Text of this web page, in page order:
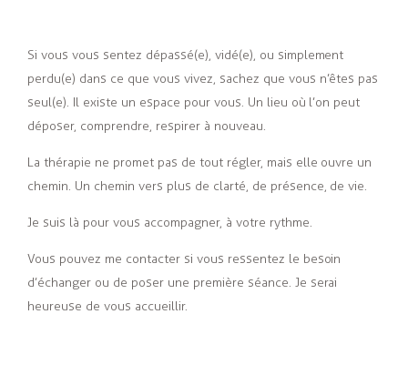
Si vous vous sentez dépassé(e), vidé(e), ou simplement
perdu(e) dans ce que vous vivez, sachez que vous n’êtes pas
seul(e). Il existe un espace pour vous. Un lieu où l’on peut
déposer, comprendre, respirer à nouveau.
La thérapie ne promet pas de tout régler, mais elle ouvre un
chemin. Un chemin vers plus de clarté, de présence, de vie.
Je suis là pour vous accompagner, à votre rythme.
Vous pouvez me contacter si vous ressentez le besoin
d’échanger ou de poser une première séance. Je serai
heureuse de vous accueillir.